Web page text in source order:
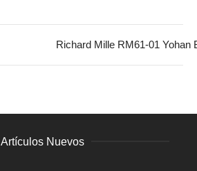
Richard Mille RM61-01 Yohan
Artículos Nuevos